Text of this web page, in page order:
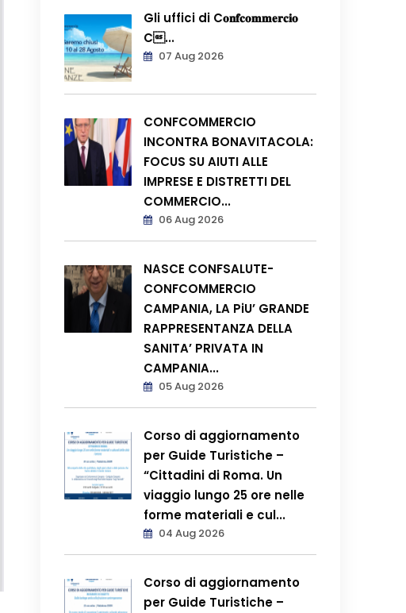
Gli uffici di C𝐨𝐧𝐟𝐜𝐨𝐦𝐦𝐞𝐫𝐜𝐢𝐨
C...
07 Aug 2026
CONFCOMMERCIO
INCONTRA BONAVITACOLA:
FOCUS SU AIUTI ALLE
IMPRESE E DISTRETTI DEL
COMMERCIO...
06 Aug 2026
NASCE CONFSALUTE-
CONFCOMMERCIO
CAMPANIA, LA PiU’ GRANDE
RAPPRESENTANZA DELLA
SANITA’ PRIVATA IN
CAMPANIA...
05 Aug 2026
Corso di aggiornamento
per Guide Turistiche –
“Cittadini di Roma. Un
viaggio lungo 25 ore nelle
forme materiali e cul...
04 Aug 2026
Corso di aggiornamento
per Guide Turistiche –